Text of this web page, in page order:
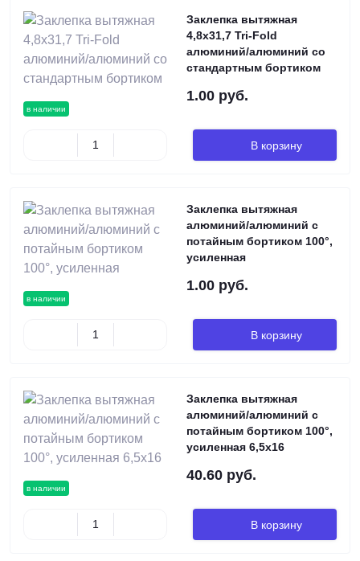
в наличии
Заклепка вытяжная
4,8х31,7 Tri-Fold
алюминий/алюминий со
стандартным бортиком
1.00 руб.
В корзину
в наличии
Заклепка вытяжная
алюминий/алюминий с
потайным бортиком 100°,
усиленная
1.00 руб.
В корзину
в наличии
Заклепка вытяжная
алюминий/алюминий с
потайным бортиком 100°,
усиленная 6,5х16
40.60 руб.
В корзину